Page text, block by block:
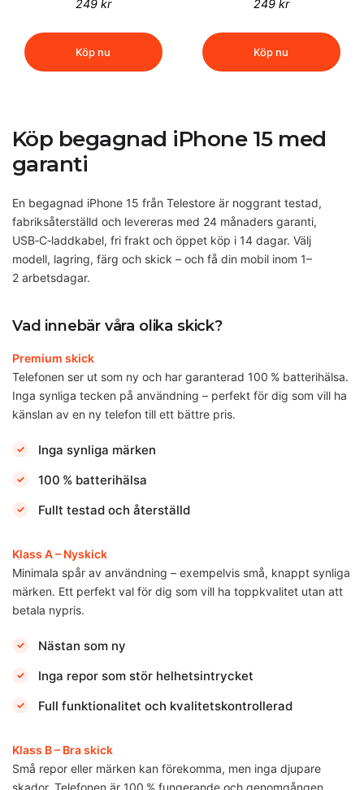
249 kr
Köp nu
249 kr
Köp nu
Köp begagnad iPhone 15 med
garanti
En begagnad iPhone 15 från Telestore är noggrant testad,
fabriksåterställd och levereras med 24 månaders garanti,
USB‑C‑laddkabel, fri frakt och öppet köp i 14 dagar. Välj
modell, lagring, färg och skick – och få din mobil inom 1–
2 arbetsdagar.
Vad innebär våra olika skick?
Premium skick
Telefonen ser ut som ny och har garanterad 100 % batterihälsa.
Inga synliga tecken på användning – perfekt för dig som vill ha
känslan av en ny telefon till ett bättre pris.
Inga synliga märken
100 % batterihälsa
Fullt testad och återställd
Klass A – Nyskick
Minimala spår av användning – exempelvis små, knappt synliga
märken. Ett perfekt val för dig som vill ha toppkvalitet utan att
betala nypris.
Nästan som ny
Inga repor som stör helhetsintrycket
Full funktionalitet och kvalitetskontrollerad
Klass B – Bra skick
Små repor eller märken kan förekomma, men inga djupare
skador. Telefonen är 100 % fungerande och genomgången